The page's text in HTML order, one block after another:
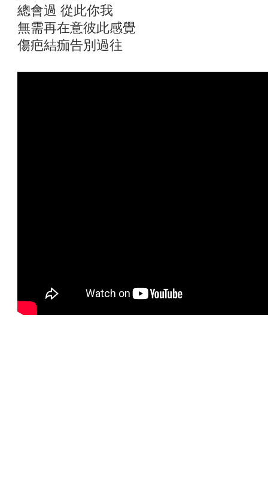
總會過 從此你我
無需再在意彼此感覺
傷疤結痂告別過往